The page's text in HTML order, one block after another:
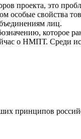
это
особые свойства
лиц.
о НМПТ. Среди
принципов